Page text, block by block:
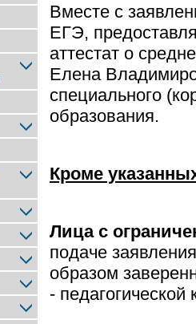
Вместе с
ЕГЭ,
аттестат о
Елена
специального
образования.
Кроме
Лица с
подаче
образом
- педагогической